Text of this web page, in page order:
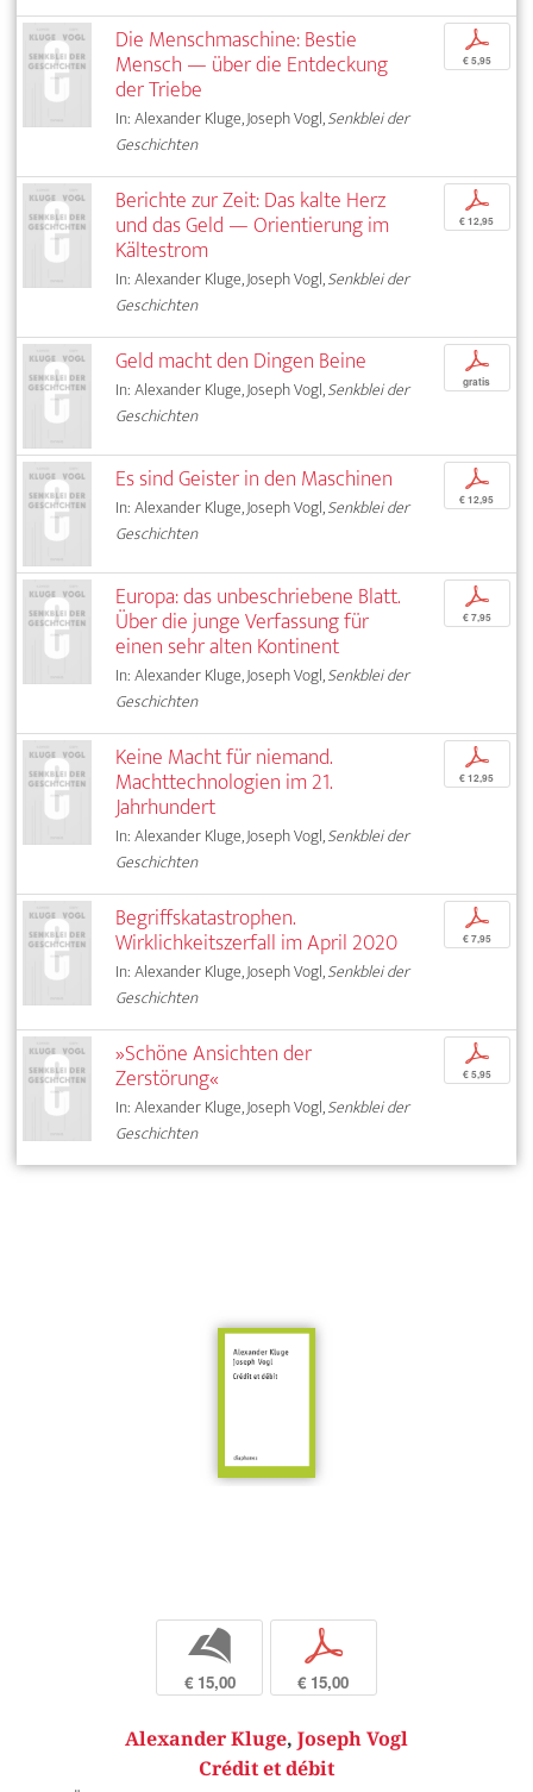
Die Menschmaschine: Bestie
Mensch — über die Entdeckung
der Triebe
In: Alexander Kluge, Joseph Vogl,Senkblei der
Geschichten
p
€ 5,95
Berichte zur Zeit: Das kalte Herz
und das Geld — Orientierung im
Kältestrom
In: Alexander Kluge, Joseph Vogl,Senkblei der
Geschichten
p
€ 12,95
Geld macht den Dingen Beine
In: Alexander Kluge, Joseph Vogl,Senkblei der
Geschichten
p
gratis
Es sind Geister in den Maschinen
In: Alexander Kluge, Joseph Vogl,Senkblei der
Geschichten
p
€ 12,95
Europa: das unbeschriebene Blatt.
Über die junge Verfassung für
einen sehr alten Kontinent
In: Alexander Kluge, Joseph Vogl,Senkblei der
Geschichten
p
€ 7,95
Keine Macht für niemand.
Machttechnologien im 21.
Jahrhundert
In: Alexander Kluge, Joseph Vogl,Senkblei der
Geschichten
p
€ 12,95
Begriffskatastrophen.
Wirklichkeitszerfall im April 2020
In: Alexander Kluge, Joseph Vogl,Senkblei der
Geschichten
p
€ 7,95
»Schöne Ansichten der
Zerstörung«
In: Alexander Kluge, Joseph Vogl,Senkblei der
Geschichten
p
€ 5,95
b
€ 15,00
p
€ 15,00
Alexander Kluge, Joseph Vogl
Crédit et débit